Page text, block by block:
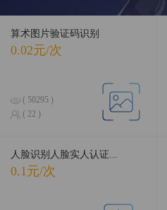
算术图片验证码识别
0.02元/次
( 50295 )
( 22 )
人脸识别人脸实人认证...
0.1元/次